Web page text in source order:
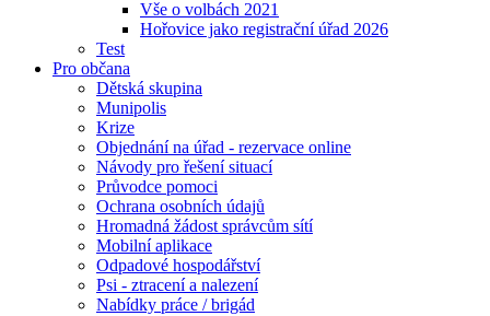
Vše o volbách 2021
Hořovice jako registrační úřad 2026
Test
Pro občana
Dětská skupina
Munipolis
Krize
Objednání na úřad - rezervace online
Návody pro řešení situací
Průvodce pomoci
Ochrana osobních údajů
Hromadná žádost správcům sítí
Mobilní aplikace
Odpadové hospodářství
Psi - ztracení a nalezení
Nabídky práce / brigád